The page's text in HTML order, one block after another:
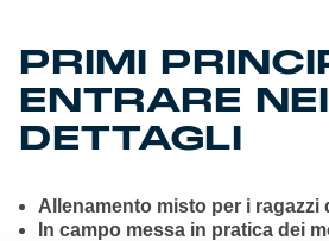
PRIMI
ENTRARE NEI
DETTAGLI
Allenamento misto per i ragazzi
In campo messa in pratica dei